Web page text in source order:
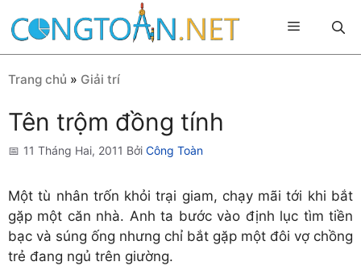
đến
Menu
Trang chủ » Giải trí
Tên trộm đồng tính
11 Tháng Hai, 2011 Bởi Công Toàn
Một tù nhân trốn khỏi trại giam, chạy mãi tới khi bắt
gặp một căn nhà. Anh ta bước vào định lục tìm tiền
bạc và súng ống nhưng chỉ bắt gặp một đôi vợ chồng
trẻ đang ngủ trên giường.